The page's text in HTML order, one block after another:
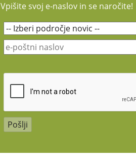
Vpišite svoj e-naslov in se naročite!